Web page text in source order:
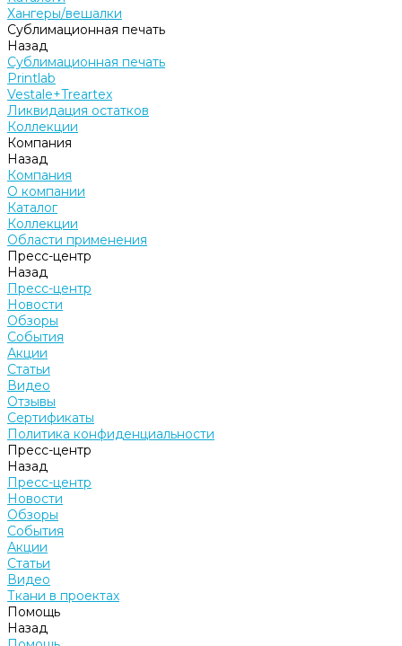
Хангеры/вешалки
Сублимационная печать
Назад
Сублимационная печать
Printlab
Vestale+Treartex
Ликвидация остатков
Коллекции
Компания
Назад
Компания
О компании
Каталог
Коллекции
Области применения
Пресс-центр
Назад
Пресс-центр
Новости
Обзоры
События
Акции
Статьи
Видео
Отзывы
Сертификаты
Политика конфиденциальности
Пресс-центр
Назад
Пресс-центр
Новости
Обзоры
События
Акции
Статьи
Видео
Ткани в проектах
Помощь
Назад